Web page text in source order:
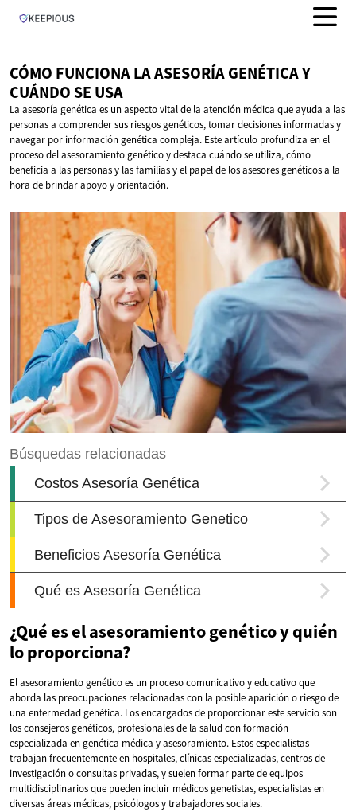
CÓMO FUNCIONA LA ASESORÍA GENÉTICA Y
CUÁNDO SE USA
La asesoría genética es un aspecto vital de la atención médica que ayuda a las
personas a comprender sus riesgos genéticos, tomar decisiones informadas y
navegar por información genética compleja. Este artículo profundiza en el
proceso del asesoramiento genético y destaca cuándo se utiliza, cómo
beneficia a las personas y las familias y el papel de los asesores genéticos a la
hora de brindar apoyo y orientación.
¿Qué es el asesoramiento genético y quién
lo proporciona?
El asesoramiento genético es un proceso comunicativo y educativo que
aborda las preocupaciones relacionadas con la posible aparición o riesgo de
una enfermedad genética. Los encargados de proporcionar este servicio son
los consejeros genéticos, profesionales de la salud con formación
especializada en genética médica y asesoramiento. Estos especialistas
trabajan frecuentemente en hospitales, clínicas especializadas, centros de
investigación o consultas privadas, y suelen formar parte de equipos
multidisciplinarios que pueden incluir médicos genetistas, especialistas en
diversas áreas médicas, psicólogos y trabajadores sociales.